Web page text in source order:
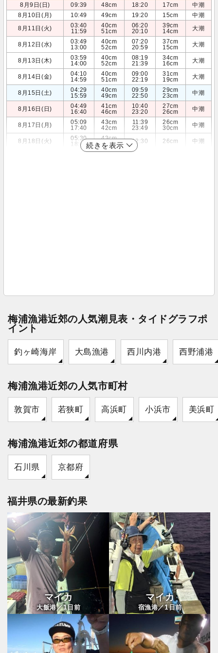
8月9日(日)
09:39 48cm 18:20 17cm
中潮
8月10日(月)
10:49 49cm 19:20 15cm
中潮
8月11日(火)
03:40
11:59
40cm
51cm
06:20
20:10
39cm
14cm
大潮
8月12日(水)
03:49
13:00
40cm
52cm
07:20
20:59
37cm
15cm
大潮
8月13日(木)
03:59
14:00
40cm
52cm
08:19
21:39
34cm
16cm
大潮
8月14日(金)
04:10
14:59
40cm
51cm
09:00
22:19
31cm
19cm
大潮
8月15日(土)
04:29
15:59
40cm
49cm
09:59
22:50
29cm
23cm
中潮
8月16日(日)
04:49
16:40
41cm
46cm
10:40
23:20
27cm
26cm
中潮
8月17日(月)
05:09
17:40
43cm
42cm
11:39
23:49
26cm
30cm
中潮
8月18日(火)
05:30
18:49
43cm
39cm
12:30 26cm 中潮
続きを表示
梅浦漁港近郊の人気潮見表・タイドグラフポ
イント
釣ヶ崎海岸 大島漁港 西川内港 西野浦港
梅浦漁港近郊の人気市町村
敦賀市 若狭町 高浜町 小浜市 美浜町
梅浦漁港近郊の都道府県
石川県 京都府
福井県の最新釣果
マイカ
大飯港／1日前
マイカ
宿漁港／1日前